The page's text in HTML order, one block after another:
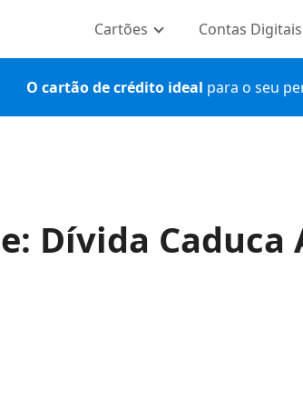
Cartões Contas Digitais
O cartão de crédito ideal para o seu
Dívida Caduca